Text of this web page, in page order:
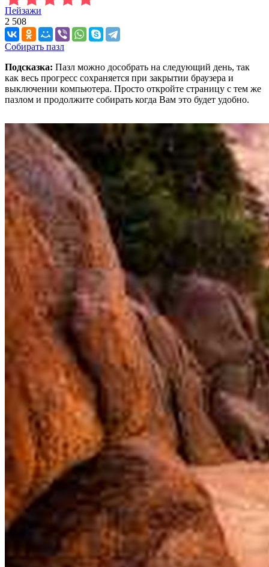
Пейзажи
2 508
Собирать пазл
Подсказка: Пазл можно дособрать на следующий день, так
как весь прогресс сохраняется при закрытии браузера и
выключении компьютера. Просто откройте страницу с тем же
пазлом и продолжите собирать когда Вам это будет удобно.